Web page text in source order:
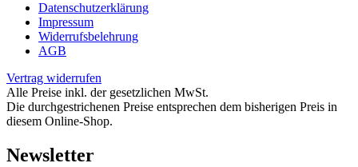
Datenschutzerklärung
Impressum
Widerrufsbelehrung
AGB
Vertrag widerrufen
Alle Preise inkl. der gesetzlichen MwSt.
Die durchgestrichenen Preise entsprechen dem bisherigen Preis in
diesem Online-Shop.
Newsletter